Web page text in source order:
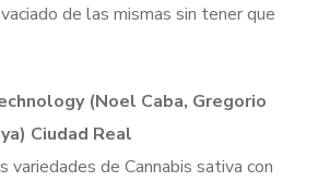
de las mismas sin tener que
(Noel Caba, Gregorio
Ciudad Real
variedades de Cannabis sativa con